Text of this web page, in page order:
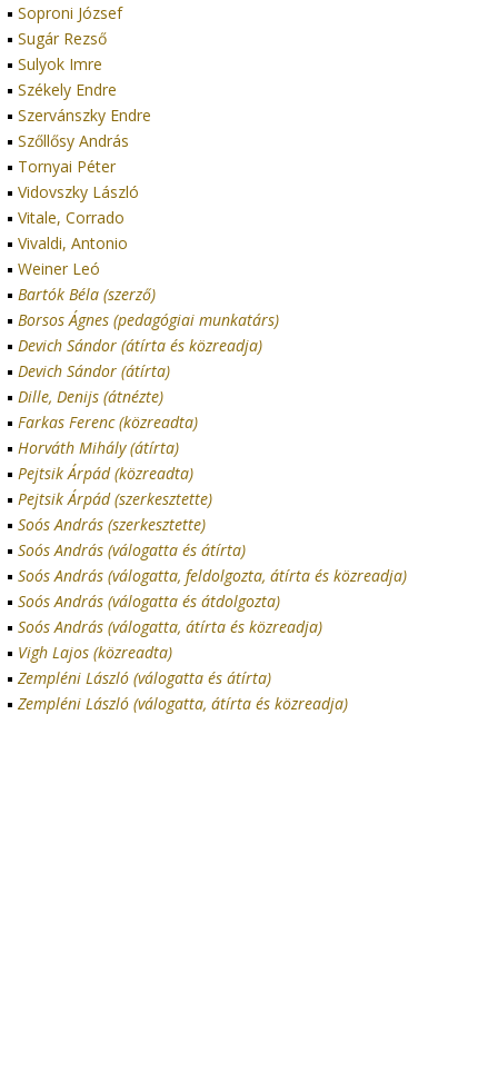
Soproni József
Sugár Rezső
Sulyok Imre
Székely Endre
Szervánszky Endre
Szőllősy András
Tornyai Péter
Vidovszky László
Vitale, Corrado
Vivaldi, Antonio
Weiner Leó
Bartók Béla (szerző)
Borsos Ágnes (pedagógiai munkatárs)
Devich Sándor (átírta és közreadja)
Devich Sándor (átírta)
Dille, Denijs (átnézte)
Farkas Ferenc (közreadta)
Horváth Mihály (átírta)
Pejtsik Árpád (közreadta)
Pejtsik Árpád (szerkesztette)
Soós András (szerkesztette)
Soós András (válogatta és átírta)
Soós András (válogatta, feldolgozta, átírta és közreadja)
Soós András (válogatta és átdolgozta)
Soós András (válogatta, átírta és közreadja)
Vigh Lajos (közreadta)
Zempléni László (válogatta és átírta)
Zempléni László (válogatta, átírta és közreadja)